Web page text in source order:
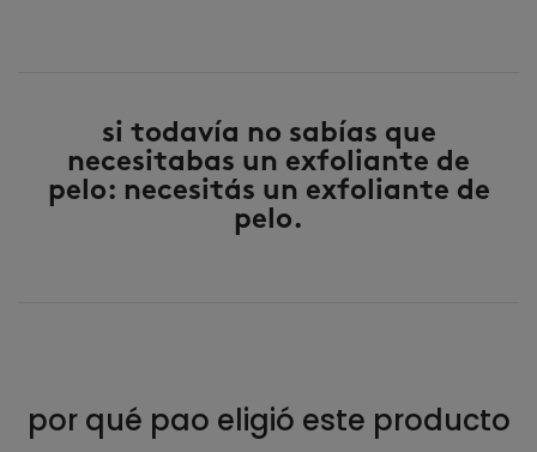
si todavía no sabías que
necesitabas un exfoliante de
pelo: necesitás un exfoliante de
pelo.
por qué pao eligió este producto